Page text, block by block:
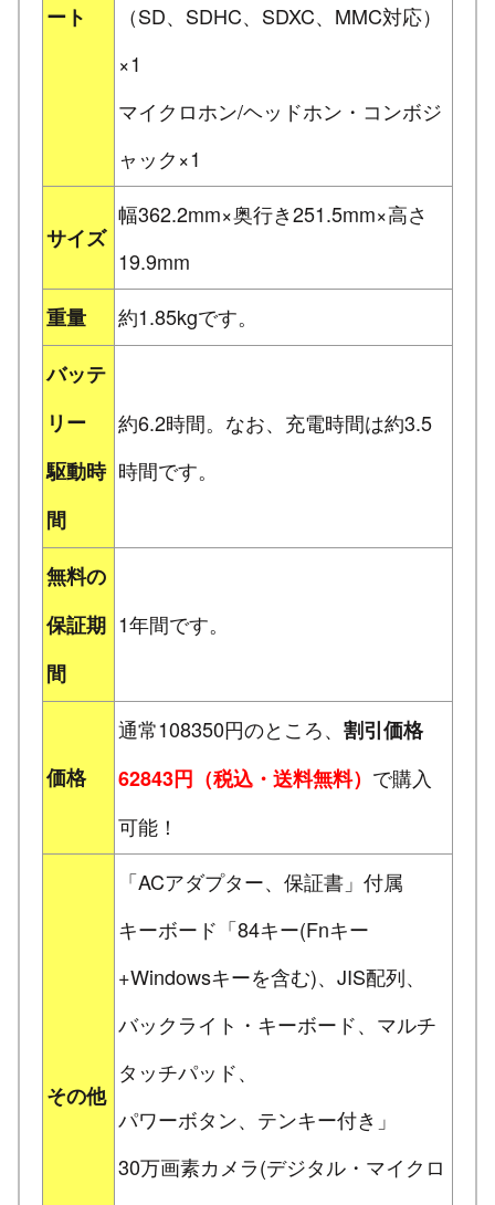
ート
（SD、SDHC、SDXC、MMC対応）
×1
マイクロホン/ヘッドホン・コンボジ
ャック×1
サイズ
幅362.2mm×奥行き251.5mm×高さ
19.9mm
重量
約1.85kgです。
バッテ
リー
駆動時
間
約6.2時間。なお、充電時間は約3.5
時間です。
無料の
保証期
間
1年間です。
価格
通常108350円のところ、 割引価格
62843円（税込・送料無料） で購入
可能！
その他
「ACアダプター、保証書」付属
キーボード「84キー(Fnキー
+Windowsキーを含む)、JIS配列、
バックライト・キーボード、マルチ
タッチパッド、
パワーボタン、テンキー付き」
30万画素カメラ(デジタル・マイクロ